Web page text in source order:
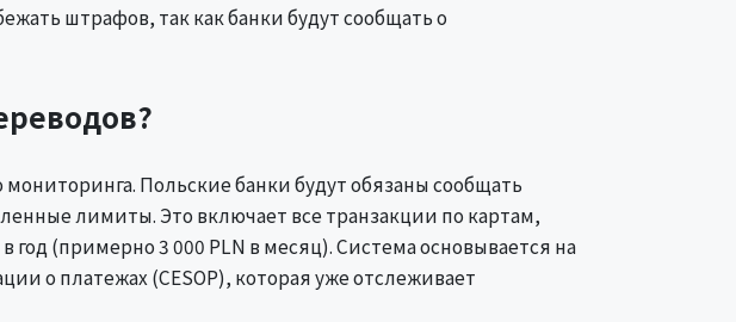
штрафов, так как банки будут сообщать о
Польские банки будут обязаны сообщать
лимиты. Это включает все транзакции по картам,
(примерно 3 000 PLN в месяц). Система основывается на
о платежах (CESOP), которая уже отслеживает